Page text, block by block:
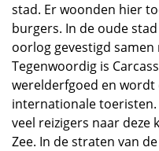
stad. Er woonden hier
burgers. In de oude
oorlog gevestigd
Tegenwoordig is
werelderfgoed en
internationale
veel reizigers naar deze
Zee. In de straten van